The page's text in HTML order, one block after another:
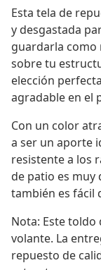
Esta tela de
y desgastada
guardarla como
sobre tu
elección
agradable en el
Con un color
a ser un aporte
resistente a los
de patio es muy
también es fácil
Nota: Este toldo
volante. La
repuesto de